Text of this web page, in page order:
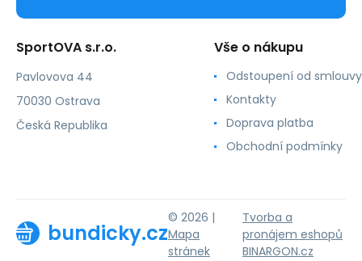
SportOVA s.r.o.
Pavlovova 44
70030 Ostrava
Česká Republika
Vše o nákupu
Odstoupení od smlouvy
Kontakty
Doprava platba
Obchodní podmínky
bundicky.cz
© 2026 |
Mapa
stránek
Tvorba a
pronájem eshopů
BINARGON.cz